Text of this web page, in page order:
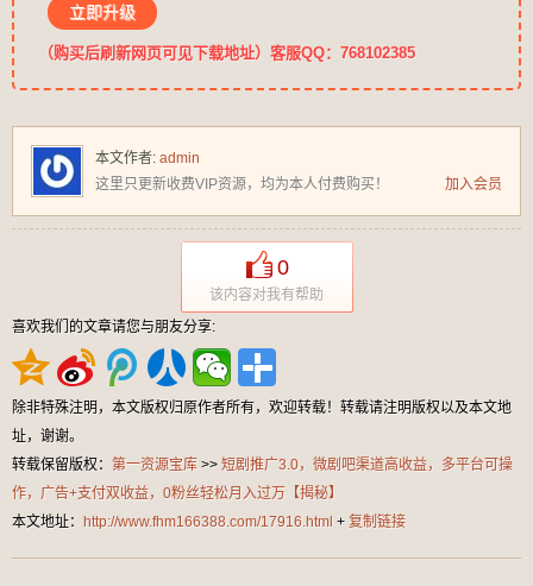
立即升级
（购买后刷新网页可见下载地址）客服QQ：768102385
本文作者: admin
这里只更新收费VIP资源，均为本人付费购买！
加入会员
0
该内容对我有帮助
喜欢我们的文章请您与朋友分享:
除非特殊注明，本文版权归原作者所有，欢迎转载！转载请注明版权以及本文地
址，谢谢。
转载保留版权： 第一资源宝库 >> 短剧推广3.0，微剧吧渠道高收益，多平台可操
作，广告+支付双收益，0粉丝轻松月入过万【揭秘】
本文地址： http://www.fhm166388.com/17916.html + 复制链接